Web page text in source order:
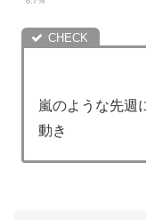
嵐のような先週
動き